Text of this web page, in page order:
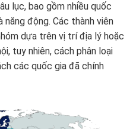
lục, bao gồm nhiều quốc
động. Các thành viên
dựa trên vị trí địa lý hoặc
tuy nhiên, cách phân loại
các quốc gia đã chính